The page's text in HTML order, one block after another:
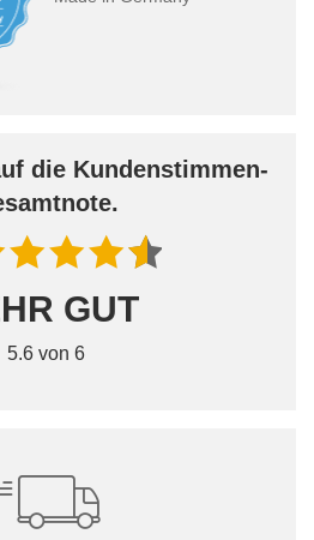
die Kundenstimmen-
GUT
5.6 von 6